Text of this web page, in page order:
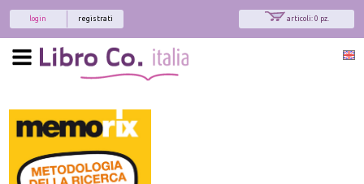
articoli: 0 pz.
registrati
login